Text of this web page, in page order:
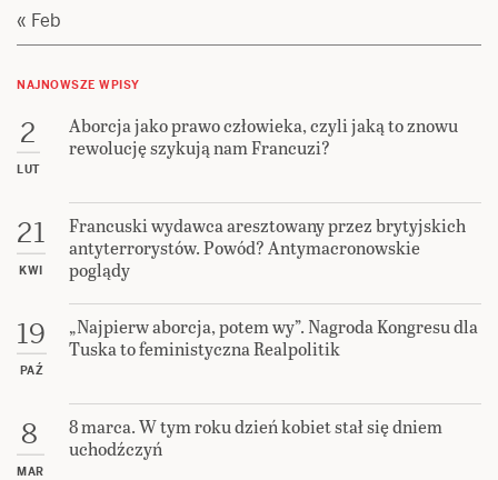
« Feb
NAJNOWSZE WPISY
2
LUT
Aborcja jako prawo człowieka, czyli jaką to znowu
rewolucję szykują nam Francuzi?
21
KWI
Francuski wydawca aresztowany przez brytyjskich
antyterrorystów. Powód? Antymacronowskie
poglądy
19
PAŹ
„Najpierw aborcja, potem wy”. Nagroda Kongresu dla
Tuska to feministyczna Realpolitik
8
MAR
8 marca. W tym roku dzień kobiet stał się dniem
uchodźczyń